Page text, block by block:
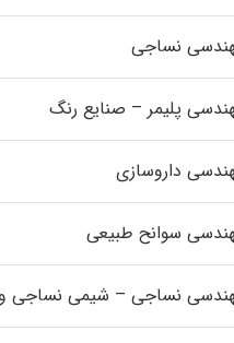
نساجی
پلیمر – صنایع رنگ
داروسازی
سوانح طبیعی
نساجی – شیمی نساجی و